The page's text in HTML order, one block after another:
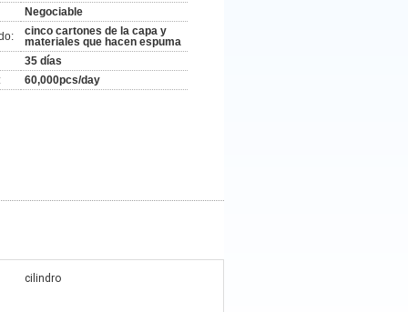
Negociable
cinco cartones de la capa y
materiales que hacen espuma
35 días
60,000pcs/day
cilindro